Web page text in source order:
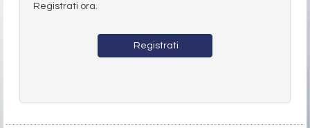
Registrati ora.
Registrati